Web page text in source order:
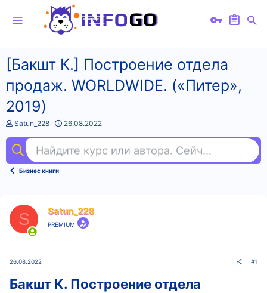
[Бакшт К.] Построение отдела
продаж. WORLDWIDE. («Питер»,
2019)
А
т
о
т
Satun_228
Д
а
н
а
26.08.2022
Найдите курс или автора. Сейчас ищут
Бизнес книги
S Satun_228
PREMIUM
26.08.2022 #1
Бакшт К. Построение отдела